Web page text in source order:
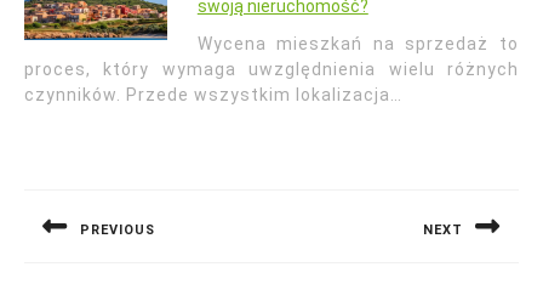
swoją nieruchomość?
Wycena mieszkań na sprzedaż to
proces, który wymaga uwzględnienia wielu różnych
czynników. Przede wszystkim lokalizacja…
PREVIOUS NEXT